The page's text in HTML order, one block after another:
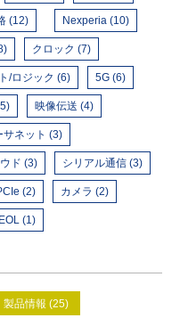
(12) Nexperia (10)
クロック (7)
/ロジック (6) 5G (6)
映像伝送 (4)
サネット (3)
ド (3) シリアル通信 (3)
(2) カメラ (2)
EOL (1)
製品情報 (25)